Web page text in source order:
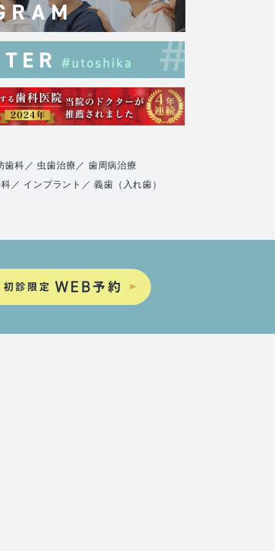
歯科／ 虫歯治療／ 歯周病治療
／ インプラント ／ 義歯（入れ歯）